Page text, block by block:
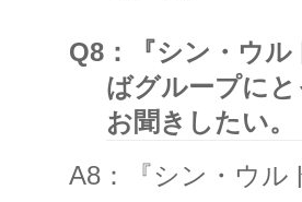
Q8：『シン・ウ
ばグループに
お聞きしたい。
A8：『シン・ウル